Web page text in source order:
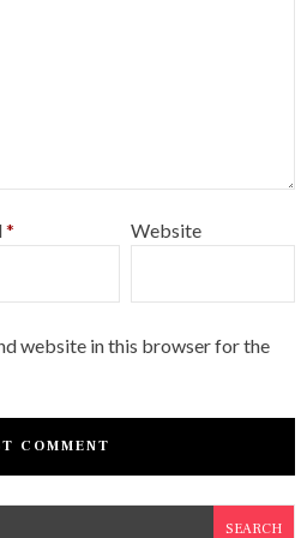
* Website
website in this browser for the